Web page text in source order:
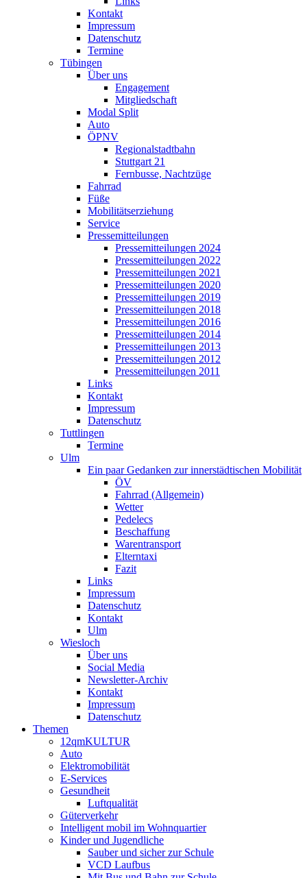
Kontakt
Impressum
Datenschutz
Termine
Tübingen
Über uns
Engagement
Mitgliedschaft
Modal Split
Auto
ÖPNV
Regionalstadtbahn
Stuttgart 21
Fernbusse, Nachtzüge
Fahrrad
Füße
Mobilitätserziehung
Service
Pressemitteilungen
Pressemitteilungen 2024
Pressemitteilungen 2022
Pressemitteilungen 2021
Pressemitteilungen 2020
Pressemitteilungen 2019
Pressemitteilungen 2018
Pressemitteilungen 2016
Pressemitteilungen 2014
Pressemitteilungen 2013
Pressemitteilungen 2012
Pressemitteilungen 2011
Links
Kontakt
Impressum
Datenschutz
Tuttlingen
Termine
Ulm
Ein paar Gedanken zur innerstädtischen Mobilität
ÖV
Fahrrad (Allgemein)
Wetter
Pedelecs
Beschaffung
Warentransport
Elterntaxi
Fazit
Links
Impressum
Datenschutz
Kontakt
Ulm
Wiesloch
Über uns
Social Media
Newsletter-Archiv
Kontakt
Impressum
Datenschutz
Themen
12qmKULTUR
Auto
Elektromobilität
E-Services
Gesundheit
Luftqualität
Güterverkehr
Intelligent mobil im Wohnquartier
Kinder und Jugendliche
Sauber und sicher zur Schule
VCD Laufbus